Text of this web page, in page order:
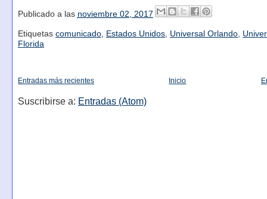
Publicado a las noviembre 02, 2017
Etiquetas comunicado, Estados Unidos, Universal Orlando,
Florida
Entradas más recientes Inicio
Suscribirse a: Entradas (Atom)